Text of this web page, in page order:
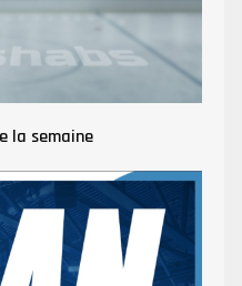
la semaine